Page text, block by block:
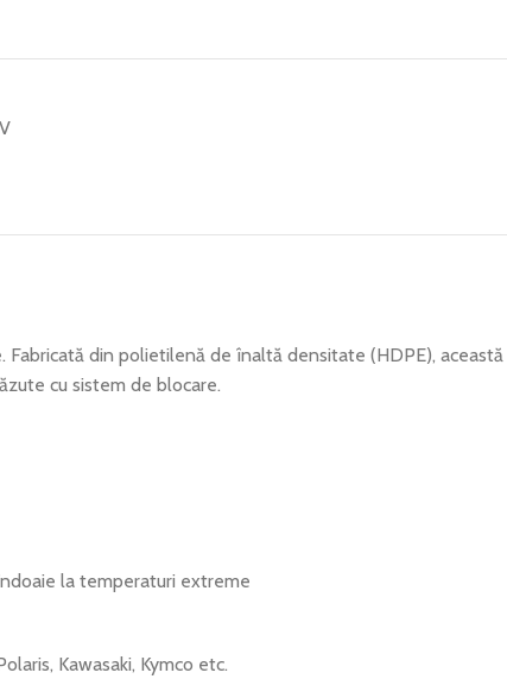
din polietilenă de înaltă densitate (HDPE), această
cu sistem de blocare.
la temperaturi extreme
Kawasaki, Kymco etc.